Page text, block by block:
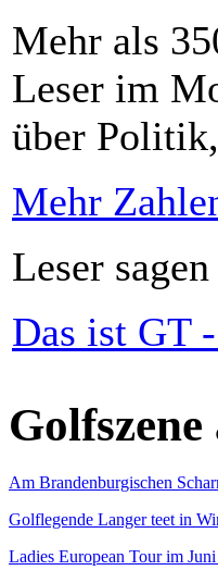
Mehr als
Leser im
über
Mehr
Leser
Das ist GT
Am Brandenburgischen
Golflegende Langer teet in
Ladies European Tour im